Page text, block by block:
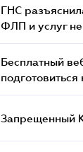
ГНС
ФЛП и услуг
Бесплатный
подготовиться
Запрещенный